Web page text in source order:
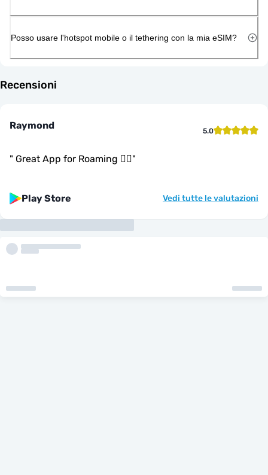
Posso usare l'hotspot mobile o il tethering con la mia eSIM?
Recensioni
Raymond 5.0
" Great App for Roaming 👍🏾"
Play Store Vedi tutte le valutazioni